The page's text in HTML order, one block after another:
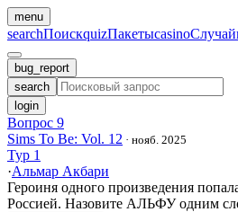
menu
searchПоискquizПакетыcasino
bug_report
search
login
Вопрос 9
Sims To Be: Vol. 12 · нояб. 2025
Тур 1
·Альмар Акбари
Героиня одного произведения
Россией. Назовите АЛЬФУ одним